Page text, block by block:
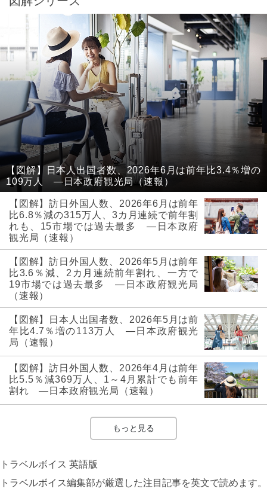
【図解】日本人出国者数、2026年6月は前年比3.4％増の
109万人 ―日本政府観光局（速報）
【図解】訪日外国人数、2026年6月は前年
比6.8％減の315万人、3カ月連続で前年割
れも、15市場では過去最多 ―日本政府
観光局（速報）
【図解】訪日外国人数、2026年5月は前年
比3.6％減、2カ月連続前年割れ、一方で
19市場では過去最多 ―日本政府観光局
（速報）
【図解】日本人出国者数、2026年5月は前
年比4.7％増の113万人 ―日本政府観光
局（速報）
【図解】訪日外国人数、2026年4月は前年
比5.5％減369万人、1～4月累計でも前年
割れ ―日本政府観光局（速報）
もっと見る
トラベルボイス 英語版
トラベルボイス編集部が厳選した注目記事を英文で読めます。